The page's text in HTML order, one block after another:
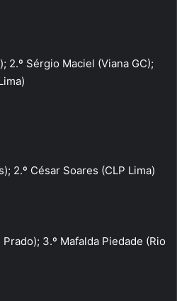
2.º Sérgio Maciel (Viana GC);
2.º César Soares (CLP Lima)
3.º Mafalda Piedade (Rio